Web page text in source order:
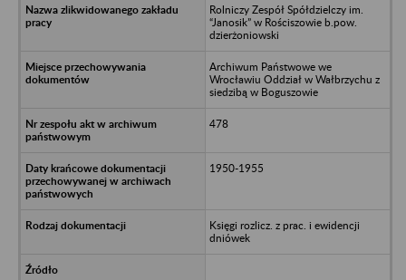
Rolniczy Zespół Spółdzielczy im.
“Janosik” w Rościszowie b.pow.
dzierżoniowski
Archiwum Państwowe we
Wrocławiu Oddział w Wałbrzychu z
siedzibą w Boguszowie
478
1950-1955
Księgi rozlicz. z prac. i ewidencji
dniówek